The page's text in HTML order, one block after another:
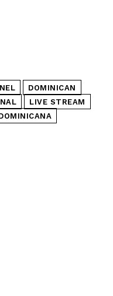
DOMINICAN
LIVE STREAM